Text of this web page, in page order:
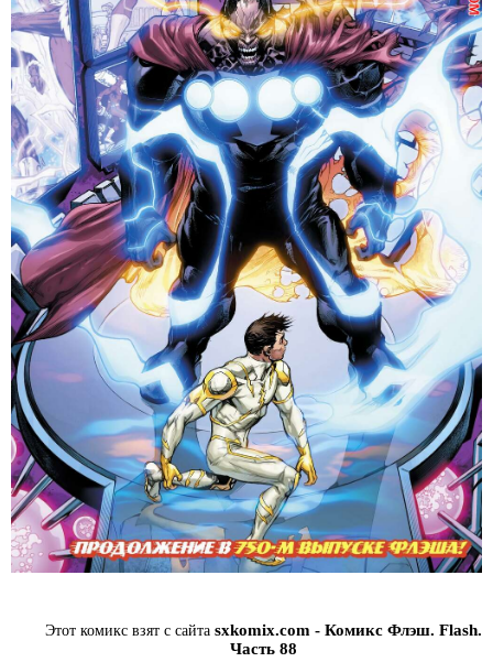
Этот комикс взят с сайта sxkomix.com - Комикс Флэш. Flash.
Часть 88